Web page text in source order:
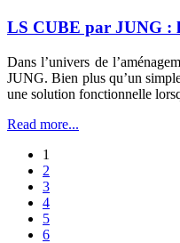
LS CUBE par JUNG :
Dans l’univers de
JUNG. Bien plus qu’un
une solution fonctionnelle
Read more...
1
2
3
4
5
6